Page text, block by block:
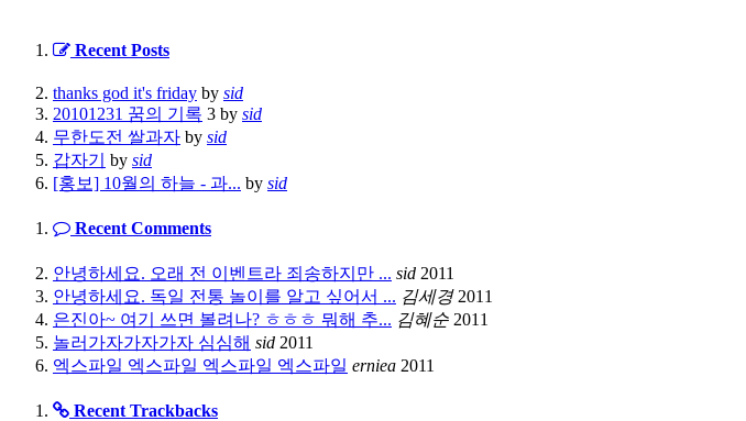
Recent Posts
thanks god it's friday by sid
20101231 꿈의 기록 3 by sid
무한도전 쌀과자 by sid
갑자기
by sid
[홍보] 10월의 하늘 - 과... by sid
Recent Comments
안녕하세요. 오래 전 이벤트라 죄송하지만 ... sid 2011
안녕하세요. 독일 전통 놀이를 알고 싶어서 ... 김세경 2011
은진아~ 여기 쓰면 볼려나? ㅎㅎㅎ 뭐해 추... 김혜순 2011
놀러가자가자가자 심심해 sid 2011
엑스파일 엑스파일 엑스파일 엑스파일 erniea 2011
Recent Trackbacks